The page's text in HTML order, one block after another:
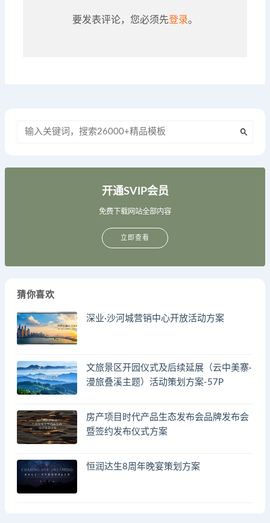
要发表评论，您必须先登录。
开通SVIP会员
免费下载网站全部内容
立即查看
猜你喜欢
深业·沙河城营销中心开放活动方案
文旅景区开园仪式及后续延展（云中美寨·
漫旅叠溪主题）活动策划方案-57P
房产项目时代产品生态发布会品牌发布会
暨签约发布仪式方案
恒润达生8周年晚宴策划方案